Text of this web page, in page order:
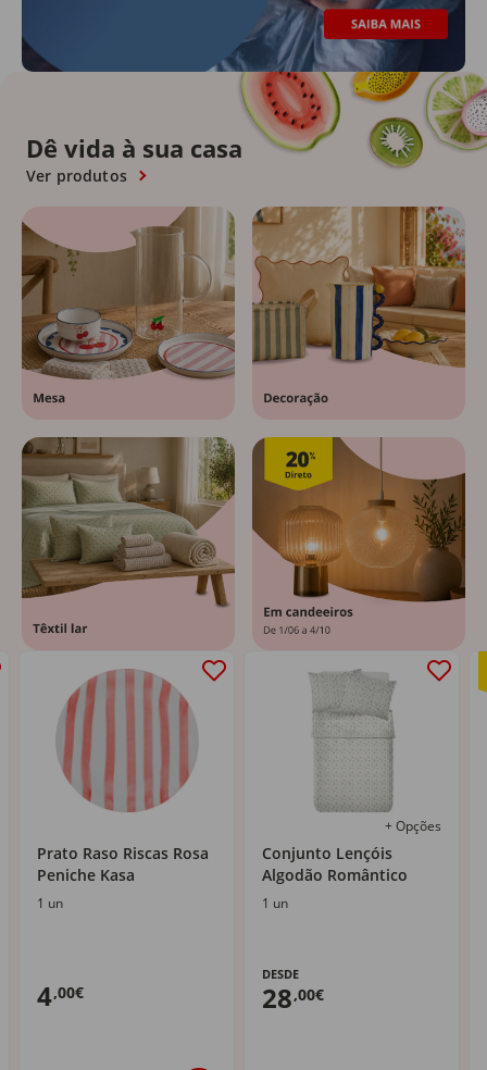
Dê vida à sua casa
Ver produtos
Prato Raso Riscas Rosa
Peniche Kasa
1 un
4,00€
+ Opções
Conjunto Lençóis
Algodão Romântico
1 un
DESDE
28,00€